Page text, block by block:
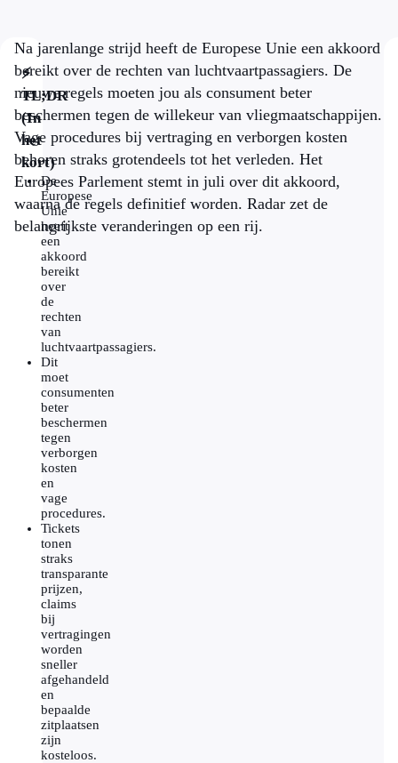
⚡
TL;DR
(In
het
kort)
De
Europese
Unie
heeft
een
akkoord
bereikt
over
de
rechten
van
luchtvaartpassagiers.
Dit
moet
consumenten
beter
beschermen
tegen
verborgen
kosten
en
vage
procedures.
Tickets
tonen
straks
transparante
prijzen,
claims
bij
vertragingen
worden
sneller
afgehandeld
en
bepaalde
zitplaatsen
zijn
kosteloos.
Na jarenlange strijd heeft de Europese Unie een akkoord
bereikt over de rechten van luchtvaartpassagiers. De
nieuwe regels moeten jou als consument beter
beschermen tegen de willekeur van vliegmaatschappijen.
Vage procedures bij vertraging en verborgen kosten
behoren straks grotendeels tot het verleden. Het
Europees Parlement stemt in juli over dit akkoord,
waarna de regels definitief worden. Radar zet de
belangrijkste veranderingen op een rij.